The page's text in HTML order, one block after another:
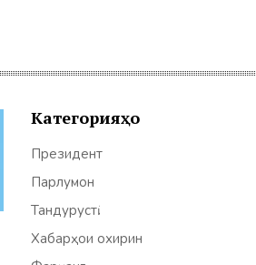
Категорияҳо
Президент
Парлумон
Тандурустӣ
Хабарҳои охирин